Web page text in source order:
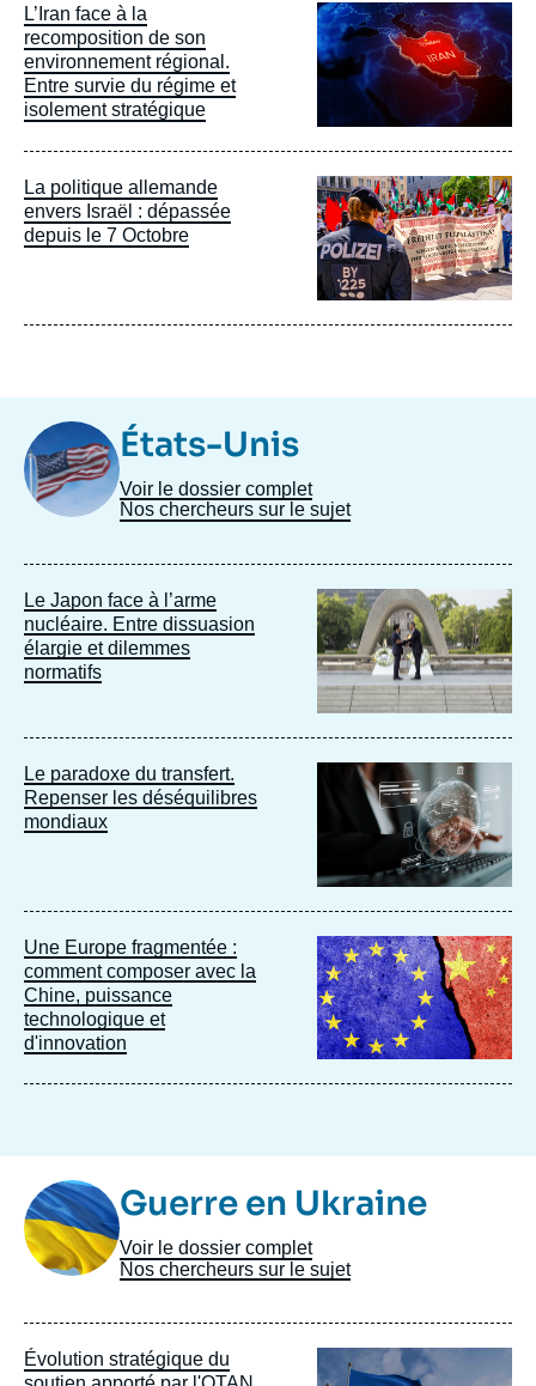
L’Iran face à la
recomposition de son
environnement régional.
Entre survie du régime et
isolement stratégique
Image
principale
La politique allemande
envers Israël : dépassée
depuis le 7 Octobre
Image
principale
Image
Taxonomie États-Unis
Voir le dossier complet
Nos chercheurs sur le sujet
Le Japon face à l’arme
nucléaire. Entre dissuasion
élargie et dilemmes
normatifs
Image
principale
Le paradoxe du transfert.
Repenser les déséquilibres
mondiaux
Image
principale
Une Europe fragmentée :
comment composer avec la
Chine, puissance
technologique et
d'innovation
Image
principale
Image
TaxonomieGuerre en Ukraine
Voir le dossier complet
Nos chercheurs sur le sujet
Évolution stratégique du
Image
principale